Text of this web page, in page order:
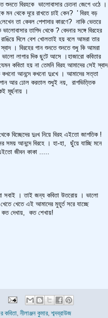
শুনতে বিরহকে ভালোবাসার চেতনা জেগে ওঠে ।
মন থেকে দূরে রাখতে চাই কেন? ' বিরহ বড়
তা কেবল পেশাদার কারণে? নাকি ভেতরে
তাগিদ থেকে ? বেদনার সঙ্গে বিরহের
দিলে বেশ খোলতাই হয় বলে আমরা তার
। বিরহের গান শুনতে শুনতে শুধু কি আমরা
লাগার দিক ছুটে আসে ।হাজারো কবিতার
কবিতা হয় না তেমনি বিরহ আমাদের সেই স্বাদ
কখনো আনন্দে কখনো দুঃখে । আমাদের সত্তা
গান আর ঢোল করতাল শুধুই নয়, রাগভিত্তিক
মূর্ছনায় ।
বিচ্ছেদের দুঃখ নিয়ে বিরহ এইতো জাগতিক !
সময় আনন্দে বিরহে । হা-হা, ছুঁয়ে যাচ্ছি মনে
জীবন কাকা .....
সবাই । তাই জন্য কবিতা উতরোয় । ভালো
খেতে খেতে এই আমাদের মুহূর্ত সরে যাচ্ছে
কত দেখায়, কত শেখায়!
,নীলাঞ্জন কুমার,শব্দব্রাউজ